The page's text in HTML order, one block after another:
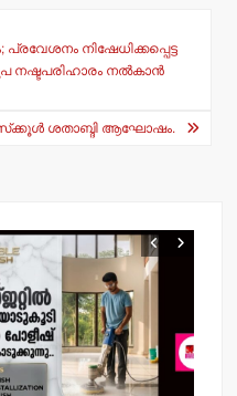
നിഷേധിക്കപ്പെട്ട
നഷ്ടപരിഹാരം നല്‍കാന്‍
ശതാബ്ദി ആഘോഷം.